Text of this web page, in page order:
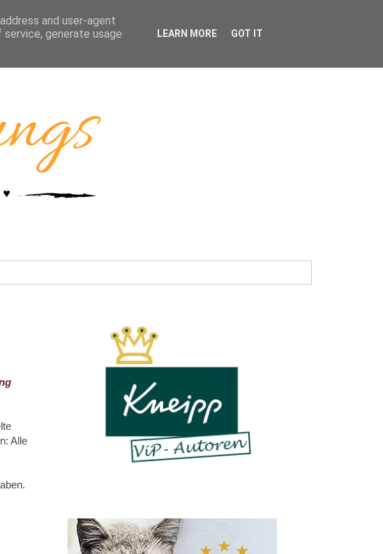
Alle
and user-agent
generate usage
LEARN MORE GOT IT